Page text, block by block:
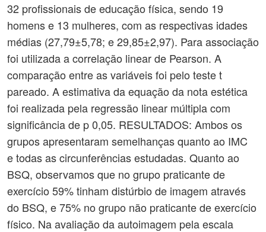
32 profissionais de educação física, sendo 19
homens e 13 mulheres, com as respectivas idades
médias (27,79±5,78; e 29,85±2,97). Para associação
foi utilizada a correlação linear de Pearson. A
comparação entre as variáveis foi pelo teste t
pareado. A estimativa da equação da nota estética
foi realizada pela regressão linear múltipla com
significância de p 0,05. RESULTADOS: Ambos os
grupos apresentaram semelhanças quanto ao IMC
e todas as circunferências estudadas. Quanto ao
BSQ, observamos que no grupo praticante de
exercício 59% tinham distúrbio de imagem através
do BSQ, e 75% no grupo não praticante de exercício
físico. Na avaliação da autoimagem pela escala